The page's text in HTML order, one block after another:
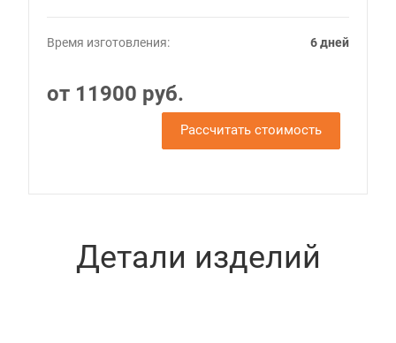
Время изготовления: 6 дней
от 11900 руб.
Рассчитать стоимость
Детали изделий